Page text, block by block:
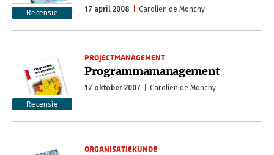
Recensie 17 april 2008 Carolien de Monchy
Recensie
PROJECTMANAGEMENT
Programmamanagement
17 oktober 2007 Carolien de Monchy
ORGANISATIEKUNDE